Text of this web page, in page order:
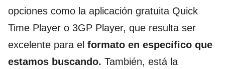
opciones como la aplicación gratuita Quick
Time Player o 3GP Player, que resulta ser
excelente para el formato en específico que
estamos buscando. También, está la